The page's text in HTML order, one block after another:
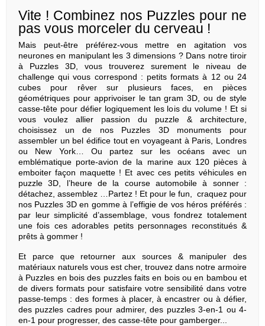
Vite ! Combinez nos Puzzles pour ne
pas vous morceler du cerveau !
Mais peut-être préférez-vous mettre en agitation vos
neurones en manipulant les 3 dimensions ? Dans notre tiroir
à Puzzles 3D , vous trouverez surement le niveau de
challenge qui vous correspond : petits formats à 12 ou 24
cubes pour rêver sur plusieurs faces, en pièces
géométriques pour apprivoiser le tan gram 3D, ou de style
casse-tête pour défier logiquement les lois du volume ! Et si
vous voulez allier passion du puzzle & architecture,
choisissez un de nos Puzzles 3Dmonuments pour
assembler un bel édifice tout en voyageant à Paris, Londres
ou New York… Ou partez sur les océans avec un
emblématique porte-avion de la marine aux 120 pièces à
emboiter façon maquette ! Et avec ces petits véhicules en
puzzle 3D, l’heure de la course automobile à sonner :
détachez, assemblez …Partez ! Et pour le fun,
craquez pour
nos Puzzles 3Den gomme à l’effigie de vos héros préférés :
par leur simplicité d’assemblage, vous fondrez totalement
une fois ces adorables petits personnages reconstitués &
prêts à gommer !
Et parce que retourner aux sources & manipuler des
matériaux naturels vous est cher, trouvez dans notre armoire
à Puzzles en bois des puzzles faits en bois ou en bambou et
de divers formats pour satisfaire votre sensibilité dans votre
passe-temps : des formes à placer, à encastrer ou à défier,
des puzzles cadres pour admirer, des puzzles 3-en-1 ou 4-
en-1 pour progresser, des casse-tête pour gamberger...